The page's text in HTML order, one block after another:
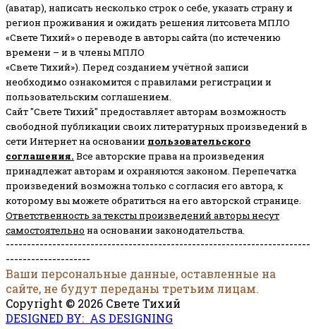
(аватар), написать несколько строк о себе, указать страну и
регион проживания и ожидать решения литсовета МПЛО
«Свете Тихий» о переводе в авторы сайта (по истечению
времени – и в члены МПЛО
«Свете Тихий»). Перед созданием учётной записи
необходимо ознакомится с правилами регистрации и
пользовательским соглашением.
Сайт "Свете Тихий" предоставляет авторам возможность
свободной публикации своих литературных произведений в
сети Интернет на основании пользовательского
соглашения. Все авторские права на произведения
принадлежат авторам и охраняются законом. Перепечатка
произведений возможна только с согласия его автора, к
которому вы можете обратиться на его авторской странице.
Ответственность за тексты произведений авторы несут
самостоятельно на основании законодательства.
------------------------------------------------------------------------
--------------------
Ваши персональные данные, оставленные на
сайте, не будут переданы третьим лицам.
Copyright © 2026 Свете Тихий
DESIGNED BY: AS DESIGNING